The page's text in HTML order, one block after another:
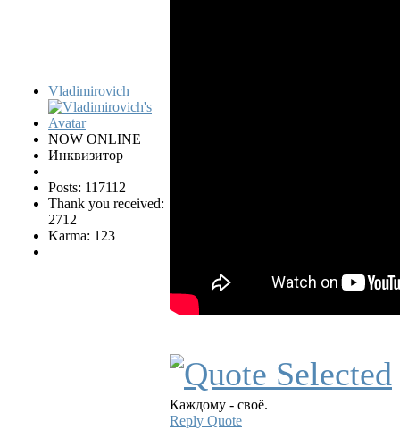
Vladimirovich
NOW ONLINE
Инквизитор
Posts: 117112
Thank you received:
2712
Karma: 123
Каждому - своё.
Reply Quote